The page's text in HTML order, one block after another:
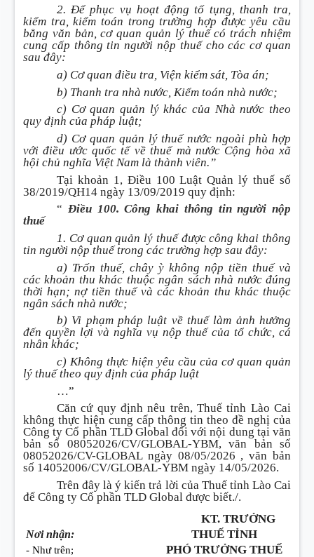
2. Để phục vụ hoạt động tố tụng, thanh tra,
kiểm tra, kiểm toán trong trường hợp được yêu cầu
bằng văn bản, cơ quan quản lý thuế có trách nhiệm
cung cấp thông tin người nộp thuế cho các cơ quan
sau đây:
a) Cơ quan điều tra, Viện kiểm sát, Tòa án;
b) Thanh tra nhà nước, Kiểm toán nhà nước;
c) Cơ quan quản lý khác của Nhà nước theo
quy định của pháp luật;
d) Cơ quan quản lý thuế nước ngoài phù hợp
với điều ước quốc tế về thuế mà nước Cộng hòa xã
hội chủ nghĩa Việt Nam là thành viên.”
Tại khoản 1, Điều 100 Luật Quản lý thuế số
38/2019/QH14 ngày 13/09/2019 quy định:
“ Điều 100. Công khai thông tin người nộp
thuế
1. Cơ quan quản lý thuế được công khai thông
tin người nộp thuế trong các trường hợp sau đây:
a) Trốn thuế, chây ỳ không nộp tiền thuế và
các khoản thu khác thuộc ngân sách nhà nước đúng
thời hạn; nợ tiền thuế và các khoản thu khác thuộc
ngân sách nhà nước;
b) Vi phạm pháp luật về thuế làm ảnh hưởng
đến quyền lợi và nghĩa vụ nộp thuế của tổ chức, cá
nhân khác;
c) Không thực hiện yêu cầu của cơ quan quản
lý thuế theo quy định của pháp luật
…”
Căn cứ quy định nêu trên, Thuế tỉnh Lào Cai
không thực hiện cung cấp thông tin theo đề nghị của
Công ty Cổ phần TLD Global đối với nội dung tại văn
bản số 08052026/CV/GLOBAL-YBM, văn bản số
08052026/CV-GLOBAL ngày 08/05/2026 , văn bản
số 14052006/CV/GLOBAL-YBM ngày 14/05/2026.
Trên đây là ý kiến trả lời của Thuế tỉnh Lào Cai
để Công ty Cổ phần TLD Global được biết./.
Nơi nhận:
- Như trên;
KT. TRƯỞNG
THUẾ TỈNH
PHÓ TRƯỞNG THUẾ